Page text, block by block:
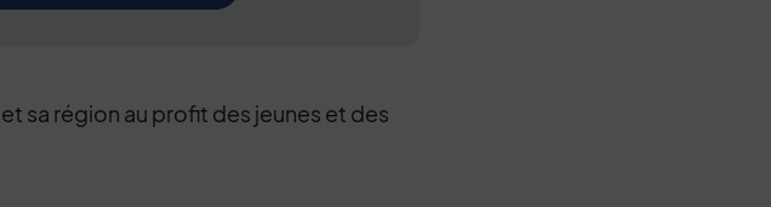
sa région au profit des jeunes et des